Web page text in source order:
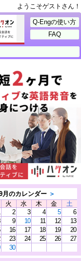
ようこそゲストさん！
Q-Engの使い方
FAQ
月のカレンダー ＞
火 水 木 金
土
2 3 4 5
6
9 10 11 12
13
16 17 18 19
20
23 24 25 26
27
30